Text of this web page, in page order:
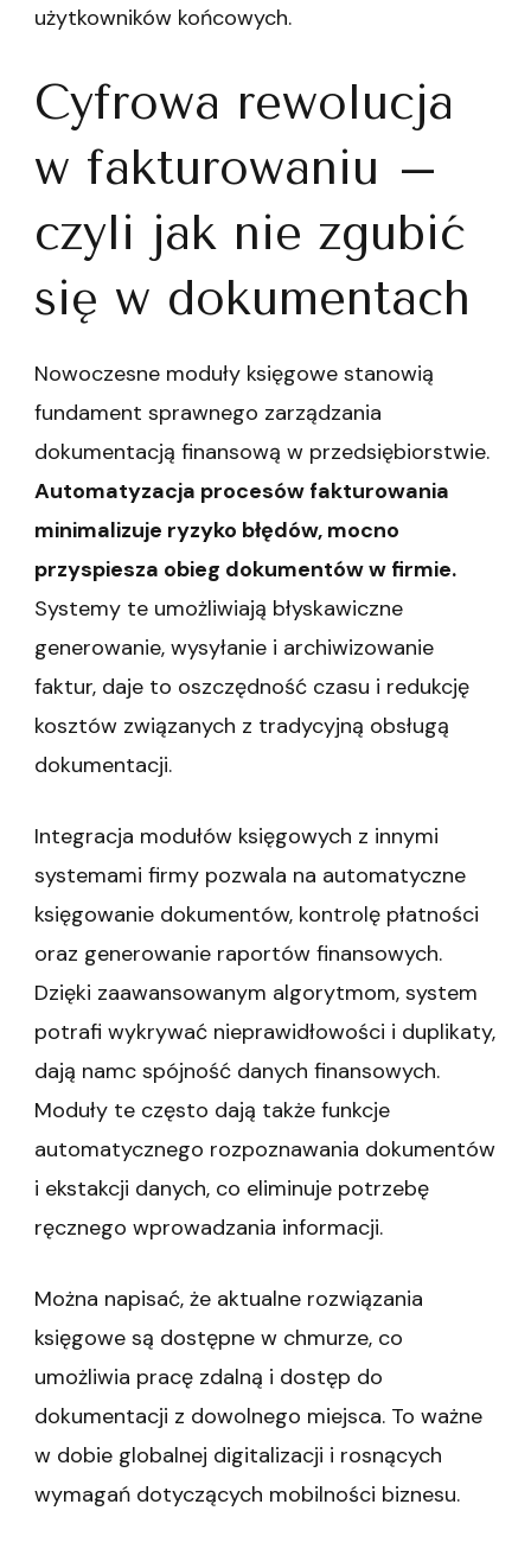
użytkowników końcowych.
Cyfrowa rewolucja
w fakturowaniu –
czyli jak nie zgubić
się w dokumentach
Nowoczesne moduły księgowe stanowią
fundament sprawnego zarządzania
dokumentacją finansową w przedsiębiorstwie.
Automatyzacja procesów fakturowania
minimalizuje ryzyko błędów, mocno
przyspiesza obieg dokumentów w firmie.
Systemy te umożliwiają błyskawiczne
generowanie, wysyłanie i archiwizowanie
faktur, daje to oszczędność czasu i redukcję
kosztów związanych z tradycyjną obsługą
dokumentacji.
Integracja modułów księgowych z innymi
systemami firmy pozwala na automatyczne
księgowanie dokumentów, kontrolę płatności
oraz generowanie raportów finansowych.
Dzięki zaawansowanym algorytmom, system
potrafi wykrywać nieprawidłowości i duplikaty,
dają namc spójność danych finansowych.
Moduły te często dają także funkcje
automatycznego rozpoznawania dokumentów
i ekstakcji danych, co eliminuje potrzebę
ręcznego wprowadzania informacji.
Można napisać, że aktualne rozwiązania
księgowe są dostępne w chmurze, co
umożliwia pracę zdalną i dostęp do
dokumentacji z dowolnego miejsca. To ważne
w dobie globalnej digitalizacji i rosnących
wymagań dotyczących mobilności biznesu.